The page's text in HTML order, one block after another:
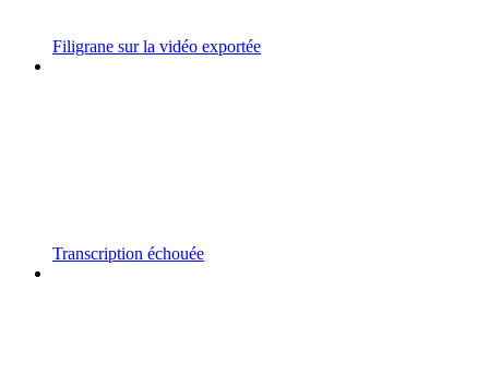
Filigrane sur la vidéo exportée
Transcription échouée